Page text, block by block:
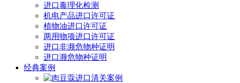
进口毒理化检测
机电产品进口许可证
植物油进口许可证
两用物项进口许可证
进口非濒危物种证明
进口濒危物种证明
经典案例